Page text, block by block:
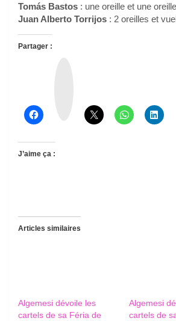
Tomás Bastos : une oreille et une oreille
Juan Alberto Torrijos : 2 oreilles et
Partager :
J’aime ça :
Articles similaires
Algemesi dévoile les
cartels de sa Féria de
Algemesi
cartels de